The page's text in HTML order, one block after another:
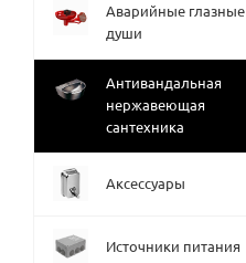
Аварийные глазные
души
Антивандальная
нержавеющая
сантехника
Аксессуары
Источники питания